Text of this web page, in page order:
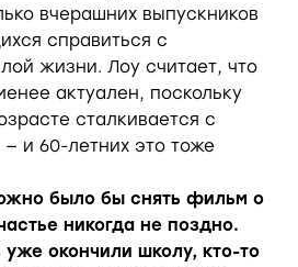
вчерашних выпускников
справиться с
жизни. Лоу считает, что
актуален, поскольку
сталкивается с
и 60-летних это тоже
было бы снять фильм о
никогда не поздно.
окончили школу, кто-то